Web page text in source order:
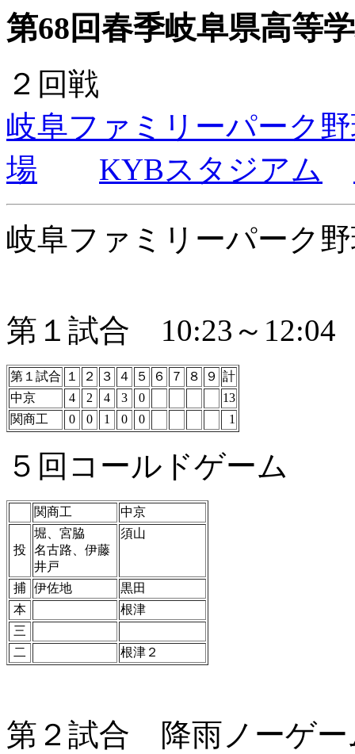
第68回春季岐阜県高等
２回戦
岐阜ファミリーパーク
場
KYBスタジアム
岐阜ファミリーパーク
第１試合 10:23～12:04
第１試合 １ ２ ３ ４ ５ ６ ７ ８ ９ 計
中京
4 2 4 3 0
13
関商工
0 0 1 0 0 1
５回コールドゲーム
関商工 中京
投
堀、宮脇
名古路、伊藤
井戸
須山
捕 伊佐地
黒田
本
根津
三
二
根津２
第２試合 降雨ノーゲ